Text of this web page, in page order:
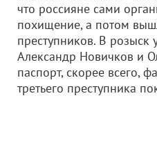
что россияне сами
похищение, а потом
преступников. В розыск
Александр Новичков и
паспорт, скорее всего,
третьего преступника